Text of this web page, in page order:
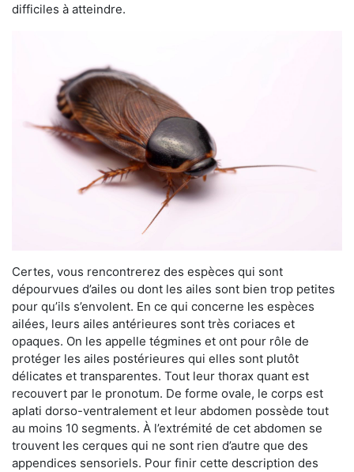
difficiles à atteindre.
Certes, vous rencontrerez des espèces qui sont
dépourvues d’ailes ou dont les ailes sont bien trop petites
pour qu’ils s’envolent. En ce qui concerne les espèces
ailées, leurs ailes antérieures sont très coriaces et
opaques. On les appelle tégmines et ont pour rôle de
protéger les ailes postérieures qui elles sont plutôt
délicates et transparentes. Tout leur thorax quant est
recouvert par le pronotum. De forme ovale, le corps est
aplati dorso-ventralement et leur abdomen possède tout
au moins 10 segments. À l’extrémité de cet abdomen se
trouvent les cerques qui ne sont rien d’autre que des
appendices sensoriels. Pour finir cette description des